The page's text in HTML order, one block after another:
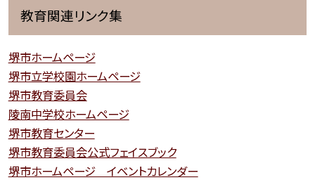
教育関連リンク集
堺市ホームページ
堺市立学校園ホームページ
堺市教育委員会
陵南中学校ホームページ
堺市教育センター
堺市教育委員会公式フェイスブック
堺市ホームページ イベントカレンダー